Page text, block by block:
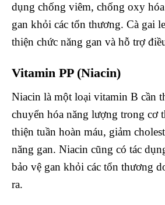
dụng chống viêm, chống oxy
gan khỏi các tổn thương. Cà gai
thiện chức năng gan và hỗ trợ
Vitamin PP (Niacin)
Niacin là một loại vitamin B cần
chuyển hóa năng lượng trong cơ
thiện tuần hoàn máu, giảm
năng gan. Niacin cũng có tác
bảo vệ gan khỏi các tổn thương
ra.